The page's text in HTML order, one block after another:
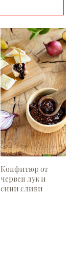
Конфитюр от
червен лук и
сини сливи